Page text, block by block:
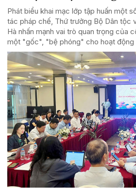
Phát biểu khai mạc lớp tập huấn một
tác pháp chế, Thứ trưởng Bộ Dân tộc
Hà nhấn mạnh vai trò quan trọng của
một "gốc", "bệ phóng" cho hoạt động